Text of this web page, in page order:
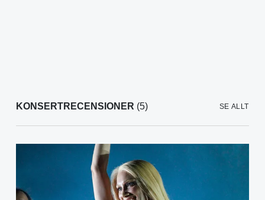
KONSERTRECENSIONER (5) SE ALLT